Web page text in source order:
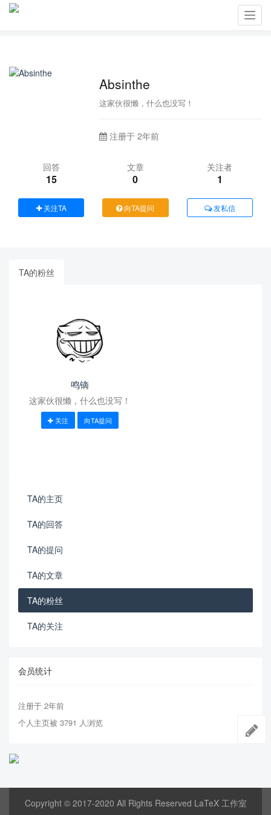
Absinthe
这家伙很懒，什么也没写！
注册于 2年前
回答
15
文章
0
关注者
1
关注TA 向TA提问 发私信
TA的粉丝
鸣镝
这家伙很懒，什么也没写！
关注 向TA提问
TA的主页
TA的回答
TA的提问
TA的文章
TA的粉丝
TA的关注
会员统计
注册于 2年前
个人主页被 3791 人浏览
Copyright © 2017-2020 All Rights Reserved LaTeX 工作室